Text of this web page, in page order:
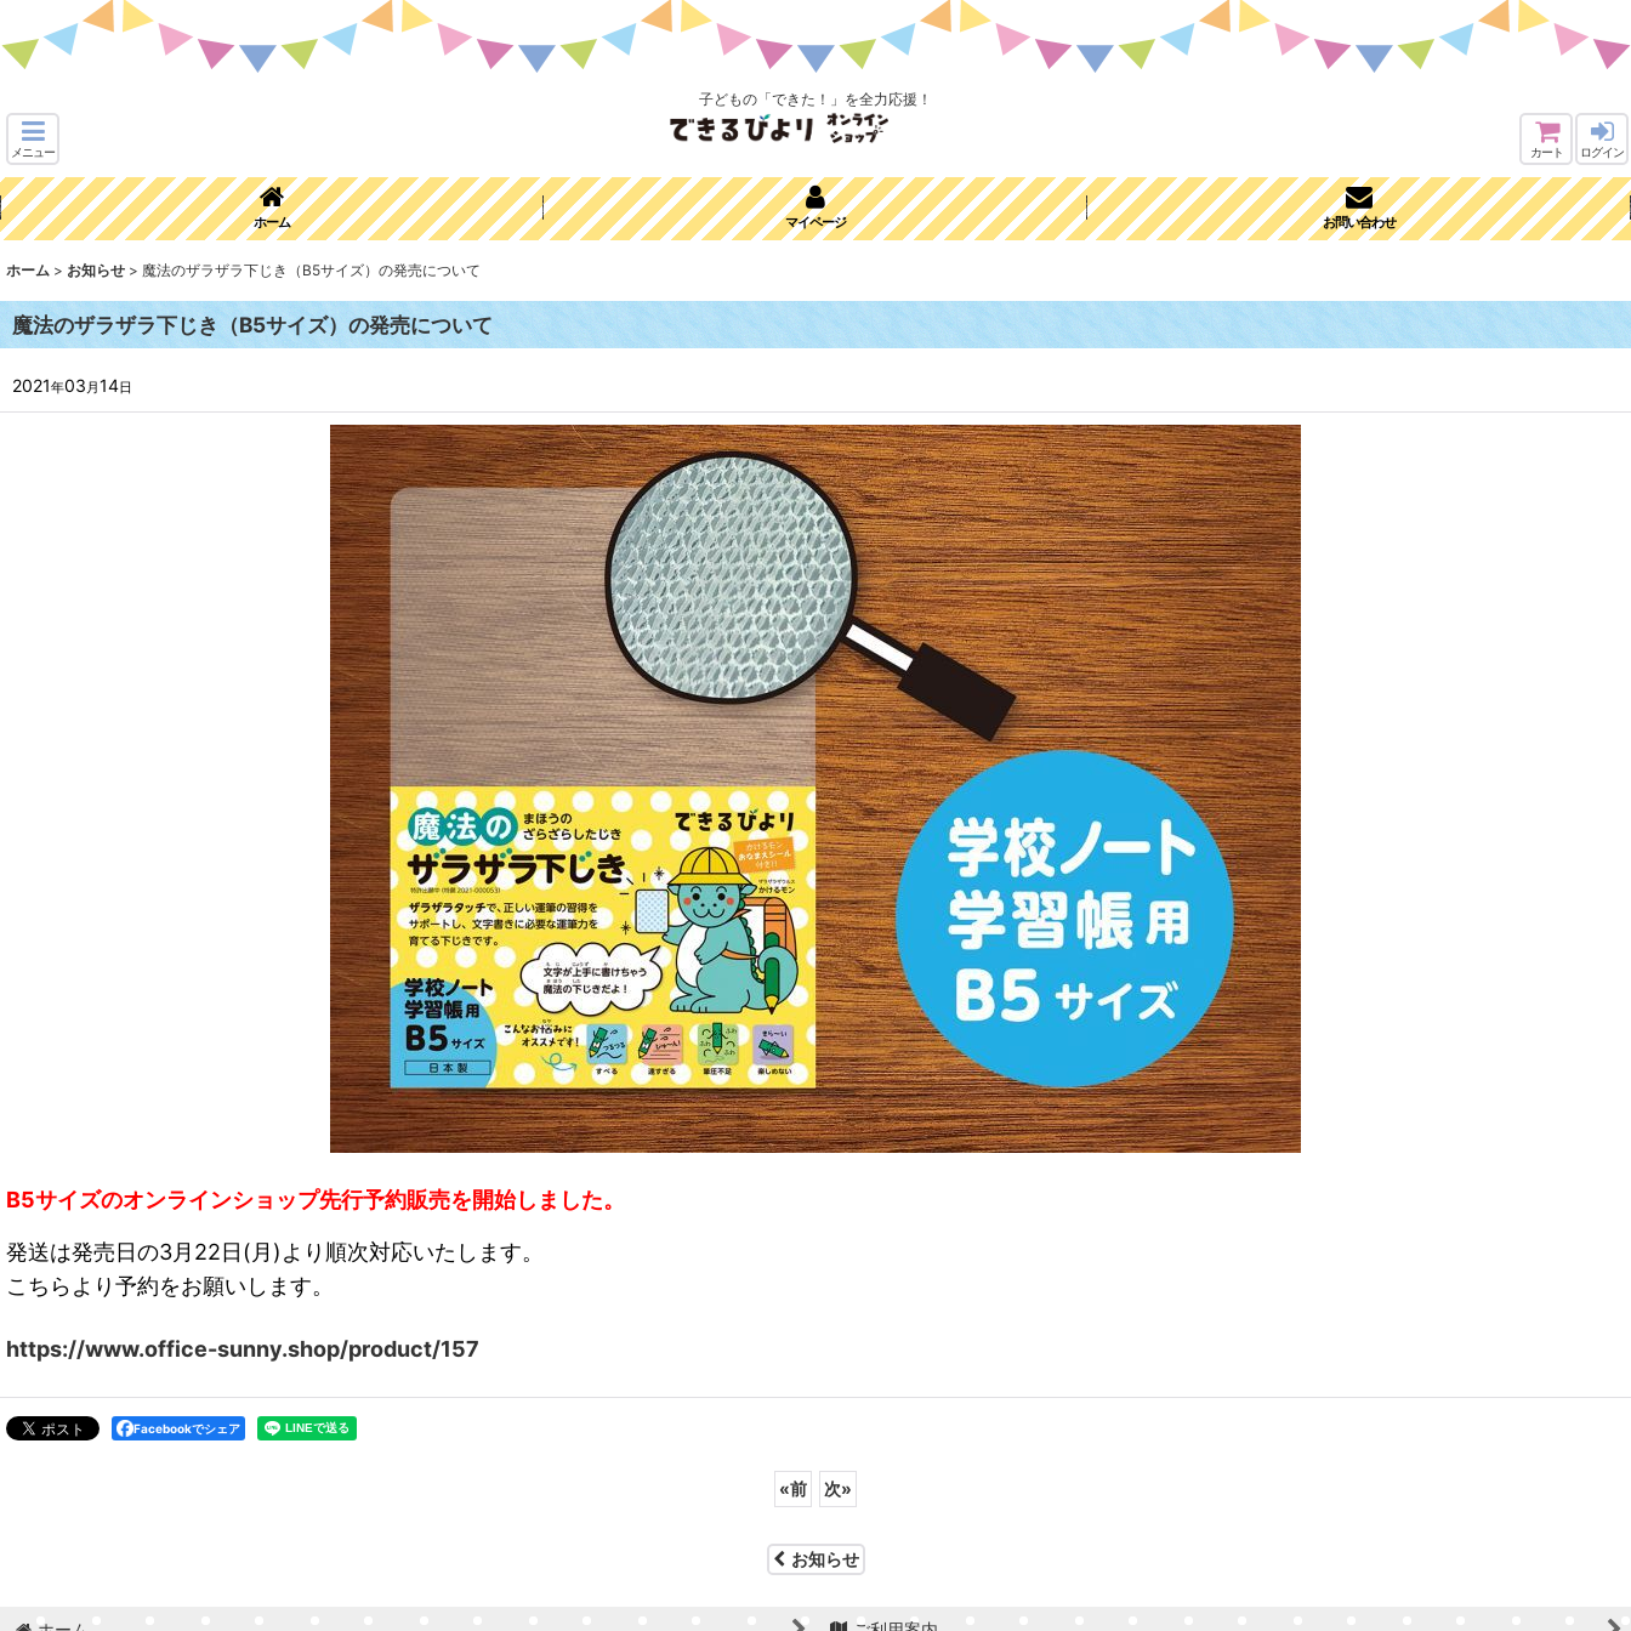
子どもの「できた！」を全力応援！
メニュー カート ログイン
ホーム マイページ お問い合わせ
ホーム > お知らせ > 魔法のザラザラ下じき（B5サイズ）の発売について
魔法のザラザラ下じき（B5サイズ）の発売について
2021年03 月14日
B5サイズのオンラインショップ先行予約販売を開始しました。
発送は発売日の3月22日(月)より順次対応いたします。
こちらより予約をお願いします。
https://www.office-sunny.shop/product/157
Facebookでシェア
«前 次»
お知らせ